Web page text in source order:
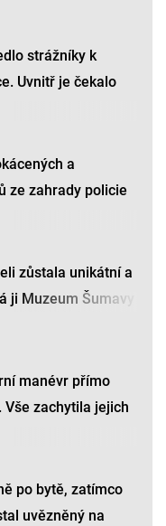
strážníky k
Uvnitř je čekalo
a
ze zahrady policie
zůstala unikátní a
ji Muzeum Šumavy
manévr přímo
zachytila jejich
po bytě, zatímco
uvězněný na